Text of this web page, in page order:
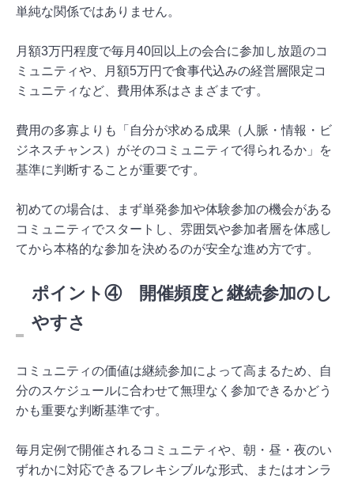
単純な関係ではありません。
月額3万円程度で毎月40回以上の会合に参加し放題のコ
ミュニティや、月額5万円で食事代込みの経営層限定コ
ミュニティなど、費用体系はさまざまです。
費用の多寡よりも「自分が求める成果（人脈・情報・ビ
ジネスチャンス）がそのコミュニティで得られるか」を
基準に判断することが重要です。
初めての場合は、まず単発参加や体験参加の機会がある
コミュニティでスタートし、雰囲気や参加者層を体感し
てから本格的な参加を決めるのが安全な進め方です。
ポイント④ 開催頻度と継続参加のし
やすさ
コミュニティの価値は継続参加によって高まるため、自
分のスケジュールに合わせて無理なく参加できるかどう
かも重要な判断基準です。
毎月定例で開催されるコミュニティや、朝・昼・夜のい
ずれかに対応できるフレキシブルな形式、またはオンラ